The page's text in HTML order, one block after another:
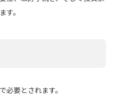
す。
必要とされます。